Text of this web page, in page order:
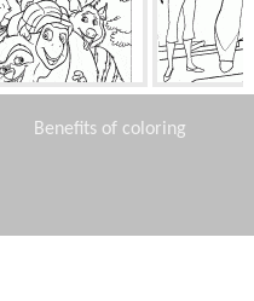
リー物語アセンブリ 平
Benefits of coloring